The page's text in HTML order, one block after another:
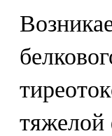
тяжелой